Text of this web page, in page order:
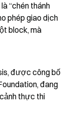
“chén thánh
phép giao dịch
block, mà
được công bố
đang
thực thi